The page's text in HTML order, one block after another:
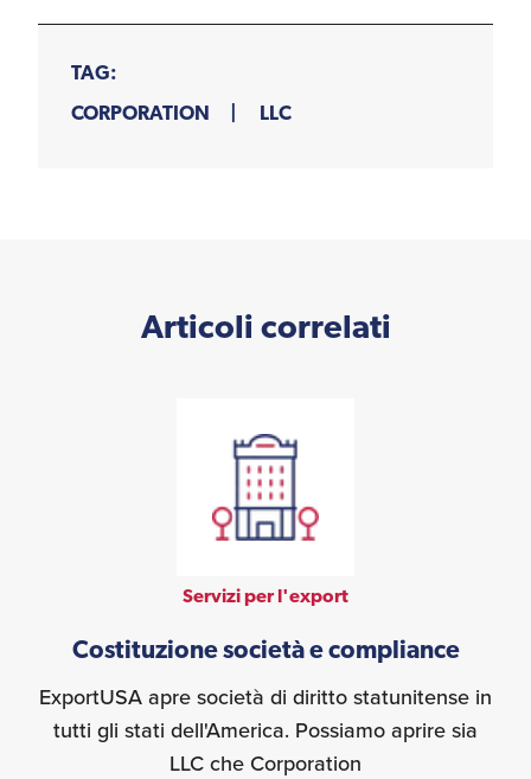
TAG:
CORPORATION
LLC
Articoli correlati
Servizi per l'export
Costituzione società e compliance
ExportUSA apre società di diritto statunitense in
tutti gli stati dell'America. Possiamo aprire sia
LLC che Corporation